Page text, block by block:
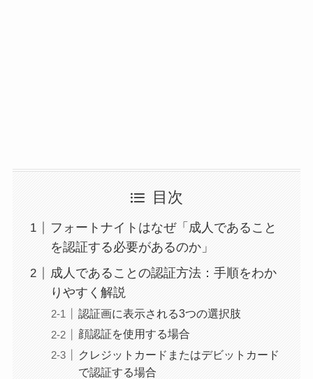
目次
フォートナイトはなぜ「成人であること
を認証する必要があるのか」
成人であることの認証方法：手順をわか
りやすく解説
認証画に表示される3つの選択肢
顔認証を使用する場合
クレジットカードまたはデビットカード
で認証する場合